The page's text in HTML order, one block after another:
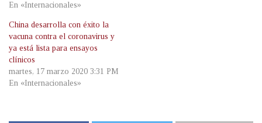
En «Internacionales»
China desarrolla con éxito la
vacuna contra el coronavirus y
ya está lista para ensayos
clínicos
martes, 17 marzo 2020 3:31 PM
En «Internacionales»